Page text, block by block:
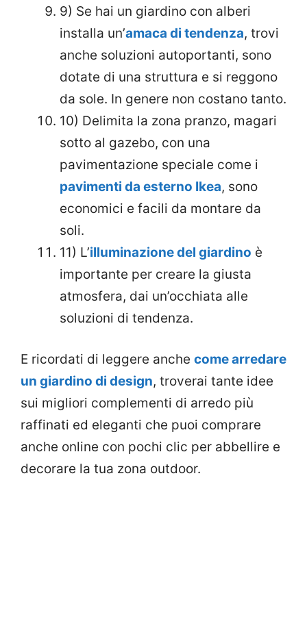
9) Se hai un giardino con alberi
installa un’amaca di tendenza, trovi
anche soluzioni autoportanti, sono
dotate di una struttura e si reggono
da sole. In genere non costano tanto.
10) Delimita la zona pranzo, magari
sotto al gazebo, con una
pavimentazione speciale come i
pavimenti da esterno Ikea, sono
economici e facili da montare da
soli.
11) L’illuminazione del giardino è
importante per creare la giusta
atmosfera, dai un’occhiata alle
soluzioni di tendenza.
E ricordati di leggere anche come arredare
un giardino di design, troverai tante idee
sui migliori complementi di arredo più
raffinati ed eleganti che puoi comprare
anche online con pochi clic per abbellire e
decorare la tua zona outdoor.